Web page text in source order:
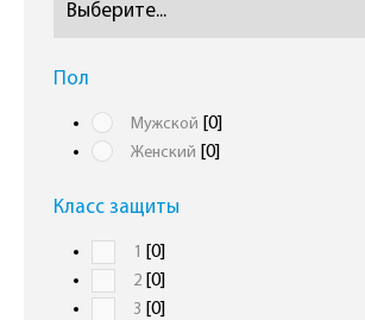
Пол
Мужской [0]
Женский [0]
Класс защиты
1 [0]
2 [0]
3 [0]